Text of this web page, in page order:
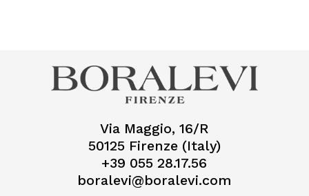
Via Maggio, 16/R
50125 Firenze (Italy)
+39 055 28.17.56
boralevi@boralevi.com